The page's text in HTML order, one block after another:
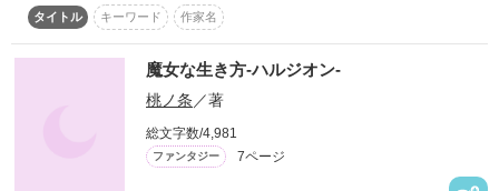
超短編！フェチから始まる溺愛コンテスト
スターツ出版小説投稿サイト合同企画「1話からの長編大
賞」ベリーズカフェ会場
動画あり
*****　これより　*****
彩心と忍の・・その後や・・
タイトル
キーワード 作家名
魔女な生き方-ハルジオン-
桃ノ条 ／著
総文字数/4,981
ファンタジー 7ページ